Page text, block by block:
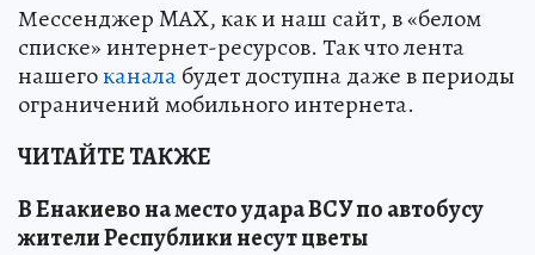
Мессенджер MAX, как и наш сайт, в «белом
списке» интернет-ресурсов. Так что лента
нашегоканалабудет доступна даже в периоды
ограничений мобильного интернета.
ЧИТАЙТЕ ТАКЖЕ
В Енакиево на место удара ВСУ по автобусу
жители Республики несут цветы